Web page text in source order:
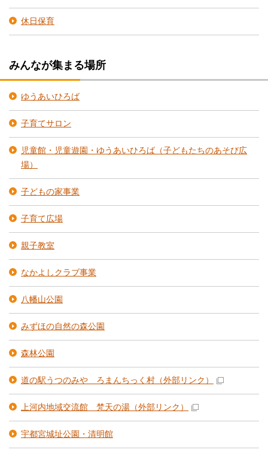
休日保育
みんなが集まる場所
ゆうあいひろば
子育てサロン
児童館・児童遊園・ゆうあいひろば（子どもたちのあそび広
場）
子どもの家事業
子育て広場
親子教室
なかよしクラブ事業
八幡山公園
みずほの自然の森公園
森林公園
道の駅うつのみや ろまんちっく村 （外部リンク）
上河内地域交流館 梵天の湯 （外部リンク）
宇都宮城址公園・清明館